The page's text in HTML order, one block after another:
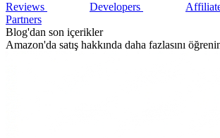
Reviews Developers
Partners
Blog'dan son içerikler
Amazon'da satış hakkında daha fazlasını